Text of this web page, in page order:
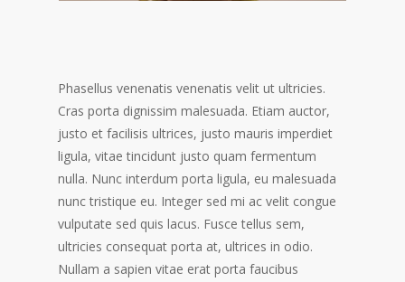
Phasellus venenatis venenatis velit ut ultricies.
Cras porta dignissim malesuada. Etiam auctor,
justo et facilisis ultrices, justo mauris imperdiet
ligula, vitae tincidunt justo quam fermentum
nulla. Nunc interdum porta ligula, eu malesuada
nunc tristique eu. Integer sed mi ac velit congue
vulputate sed quis lacus. Fusce tellus sem,
ultricies consequat porta at, ultrices in odio.
Nullam a sapien vitae erat porta faucibus